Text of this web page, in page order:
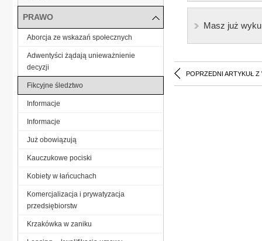
Masz już
POPRZEDNI ARTYKUŁ Z
PRAWO
Aborcja ze wskazań społecznych
Adwentyści żądają unieważnienie
decyzji
Fikcyjne śledztwo
Informacje
Informacje
Już obowiązują
Kauczukowe pociski
Kobiety w łańcuchach
Komercjalizacja i prywatyzacja
przedsiębiorstw
Krzakówka w zaniku